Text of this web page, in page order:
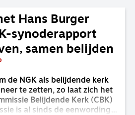
Hans Burger
synoderapport
samen belijden
de NGK als belijdende kerk
te zetten, zo laat zich het
Belijdende Kerk (CBK)
is al sinds de eenwording